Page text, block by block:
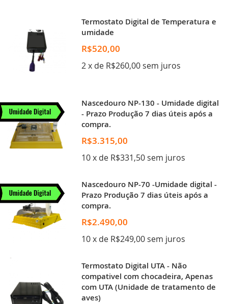
Termostato Digital de Temperatura e
umidade
R$520,00
2 x de R$260,00 sem juros
Nascedouro NP-130 - Umidade digital
- Prazo Produção 7 dias úteis após a
compra.
R$3.315,00
10 x de R$331,50 sem juros
Nascedouro NP-70 -Umidade digital -
Prazo Produção 7 dias úteis após a
compra.
R$2.490,00
10 x de R$249,00 sem juros
Termostato Digital UTA - Não
compativel com chocadeira, Apenas
com UTA (Unidade de tratamento de
aves)